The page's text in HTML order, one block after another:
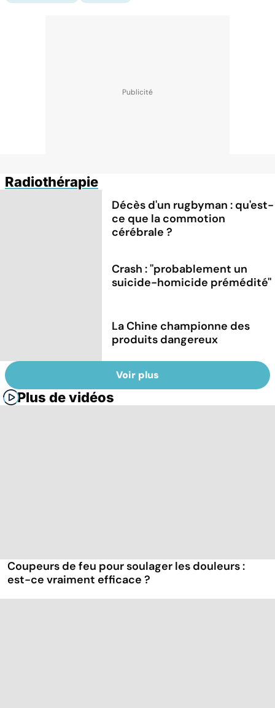
Radiothérapie
Décès d'un rugbyman : qu'est-
ce que la commotion
cérébrale ?
Crash : ''probablement un
suicide-homicide prémédité''
La Chine championne des
produits dangereux
Voir plus
Plus de vidéos
Coupeurs de feu pour soulager les douleurs :
est-ce vraiment efficace ?